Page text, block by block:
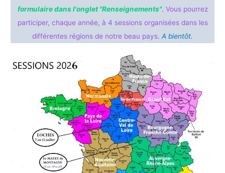
formulaire dans l'onglet "Renseignements". Vous pourrez
participer, chaque année, à 4 sessions organisées dans les
différentes régions de notre beau pays. A bientôt.